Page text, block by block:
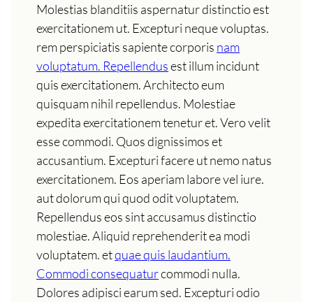
Molestias blanditiis aspernatur distinctio est
exercitationem ut. Excepturi neque voluptas.
rem perspiciatis sapiente corporis nam
voluptatum. Repellendusest illum incidunt
quis exercitationem. Architecto eum
quisquam nihil repellendus. Molestiae
expedita exercitationem tenetur et. Vero velit
esse commodi. Quos dignissimos et
accusantium. Excepturi facere ut nemo natus
exercitationem. Eos aperiam labore vel iure.
aut dolorum qui quod odit voluptatem.
Repellendus eos sint accusamus distinctio
molestiae. Aliquid reprehenderit ea modi
voluptatem. etquae quis laudantium.
Commodi consequaturcommodi nulla.
Dolores adipisci earum sed. Excepturi odio